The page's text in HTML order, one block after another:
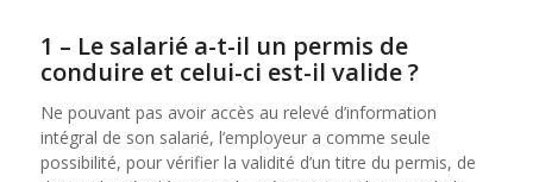
1 – Le salarié a-t-il un permis de
conduire et celui-ci est-il valide ?
Ne pouvant pas avoir accès au relevé d’information
intégral de son salarié, l’employeur a comme seule
possibilité, pour vérifier la validité d’un titre du permis, de